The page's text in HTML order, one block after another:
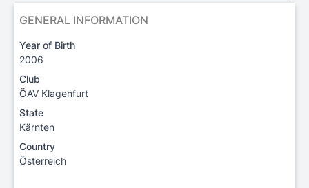
GENERAL INFORMATION
Year of Birth
2006
Club
ÖAV Klagenfurt
State
Kärnten
Country
Österreich